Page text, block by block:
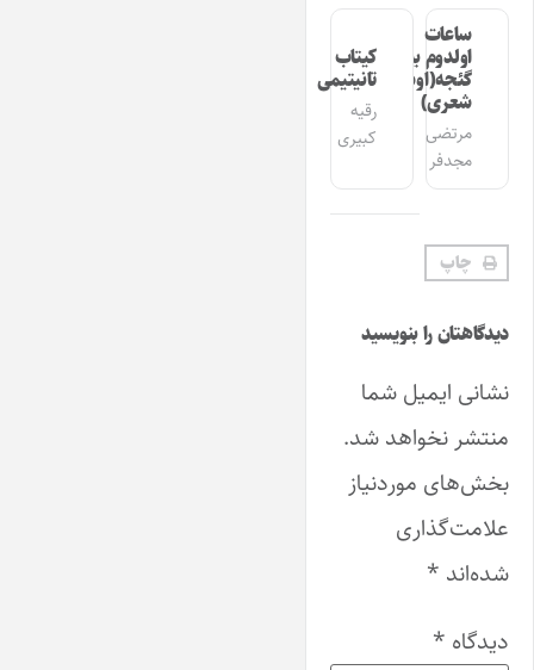
ساعات
اولدوم بیر
گئجه(اوشاق
شعری)
مرتضی
مجدفر
کیتاب
تانیتیمی
رقیه
کبیری
چاپ
دیدگاهتان را بنویسید
نشانی ایمیل شما
منتشر نخواهد شد.
بخش‌های موردنیاز
علامت‌گذاری
شده‌اند *
دیدگاه *